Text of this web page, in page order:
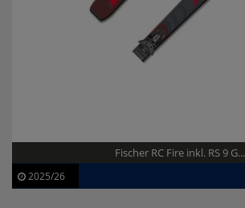
Fischer RC Fire inkl. RS 9 G...
2025/26